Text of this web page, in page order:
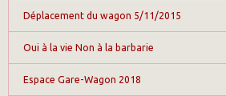
Déplacement du wagon 5/11/2015
Oui à la vie Non à la barbarie
Espace Gare-Wagon 2018